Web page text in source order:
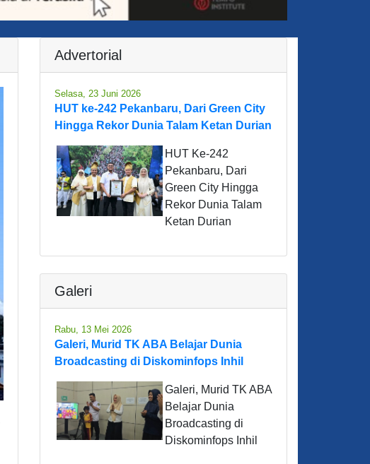
Advertorial
Selasa, 23 Juni 2026
HUT ke-242 Pekanbaru, Dari Green City
Hingga Rekor Dunia Talam Ketan Durian
HUT Ke-242
Pekanbaru, Dari
Green City Hingga
Rekor Dunia Talam
Ketan Durian
Galeri
Rabu, 13 Mei 2026
Galeri, Murid TK ABA Belajar Dunia
Broadcasting di Diskominfops Inhil
Galeri, Murid TK ABA
Belajar Dunia
Broadcasting di
Diskominfops Inhil